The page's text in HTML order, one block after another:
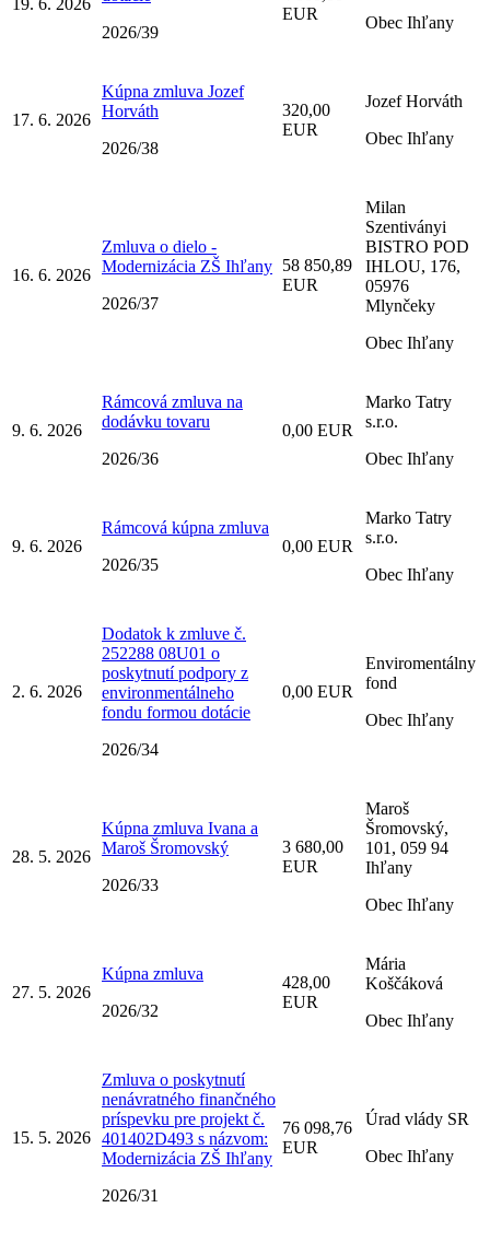
2026/39
EUR
Obec Ihľany
17. 6. 2026
Kúpna zmluva Jozef
Horváth
2026/38
320,00
EUR
Jozef Horváth
Obec Ihľany
16. 6. 2026
Zmluva o dielo -
Modernizácia ZŠ Ihľany
2026/37
58 850,89
EUR
Milan
Szentiványi
BISTRO POD
IHLOU, 176,
05976
Mlynčeky
Obec Ihľany
9. 6. 2026
Rámcová zmluva na
dodávku tovaru
2026/36
0,00 EUR
Marko Tatry
s.r.o.
Obec Ihľany
9. 6. 2026
Rámcová kúpna zmluva
2026/35
0,00 EUR
Marko Tatry
s.r.o.
Obec Ihľany
2. 6. 2026
Dodatok k zmluve č.
252288 08U01 o
poskytnutí podpory z
environmentálneho
fondu formou dotácie
2026/34
0,00 EUR
Enviromentálny
fond
Obec Ihľany
28. 5. 2026
Kúpna zmluva Ivana a
Maroš Šromovský
2026/33
3 680,00
EUR
Maroš
Šromovský,
101, 059 94
Ihľany
Obec Ihľany
27. 5. 2026
Kúpna zmluva
2026/32
428,00
EUR
Mária
Koščáková
Obec Ihľany
15. 5. 2026
Zmluva o poskytnutí
nenávratného finančného
príspevku pre projekt č.
401402D493 s názvom:
Modernizácia ZŠ Ihľany
2026/31
76 098,76
EUR
Úrad vlády SR
Obec Ihľany